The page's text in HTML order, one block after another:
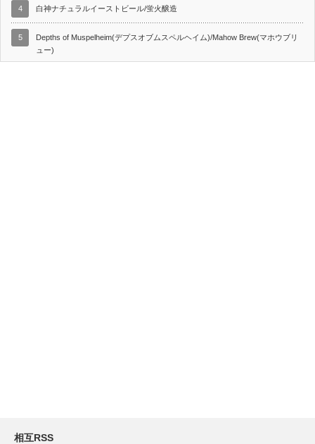
4 白神ナチュラルイーストビール/蛍火醸造
5
Depths of Muspelheim(デプスオブムスペルヘイム)/Mahow Brew(マホウブリ
ュー)
相互RSS